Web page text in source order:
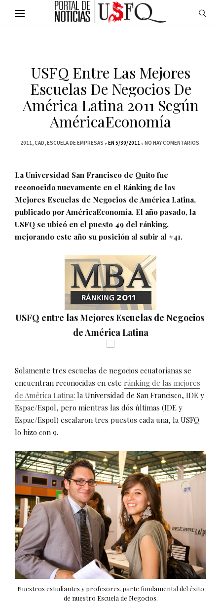
USFQ Entre Las Mejores
Escuelas De Negocios De
América Latina 2011 Según
AméricaEconomía
2011 CAD ESCUELA DE EMPRESAS EN 5/30/2011 NO HAY COMENTARIOS.
La Universidad San Francisco de Quito fue
reconocida nuevamente en el Ránking de las
Mejores Escuelas de Negocios de América Latina,
publicado por AméricaEconomía. El año pasado, la
USFQ se ubicó en el puesto 49 del ránking,
mejorando este año su posición al subir al #41.
USFQ entre las Mejores Escuelas de Negocios
de América Latina
Solamente tres escuelas de negocios ecuatorianas se
encuentran reconocidas en este ránking de las mejores
de América Latina: la Universidad de San Francisco, IDE y
Espae/Espol, pero mientras las dós últimas (IDE y
Espae/Espol) escalaron tres puestos cada una, la USFQ
lo hizo con 9.
Nuestros estudiantes y profesores, parte fundamental del éxito
de nuestro Escuela de Negocios.